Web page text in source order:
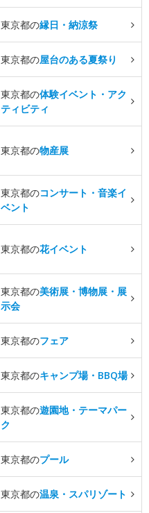
東京都の縁日・納涼祭
東京都の屋台のある夏祭り
東京都の体験イベント・アク
ティビティ
東京都の物産展
東京都のコンサート・音楽イ
ベント
東京都の花イベント
東京都の美術展・博物展・展
示会
東京都のフェア
東京都のキャンプ場・BBQ場
東京都の遊園地・テーマパー
ク
東京都のプール
東京都の温泉・スパリゾート